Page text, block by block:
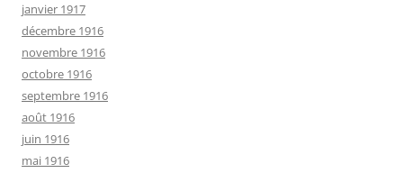
janvier 1917
décembre 1916
novembre 1916
octobre 1916
septembre 1916
août 1916
juin 1916
mai 1916